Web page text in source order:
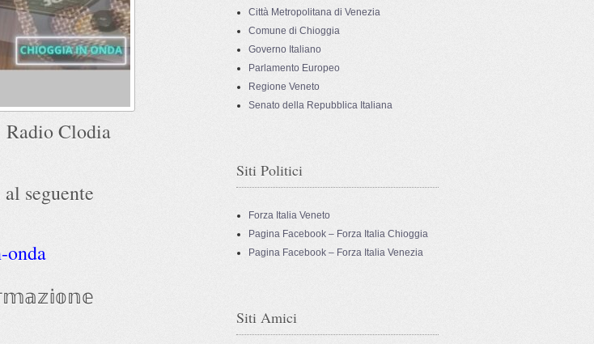
Clodia
seguente
onda
Città Metropolitana di Venezia
Comune di Chioggia
Governo Italiano
Parlamento Europeo
Regione Veneto
Senato della Repubblica Italiana
Siti Politici
Forza Italia Veneto
Pagina Facebook – Forza Italia Chioggia
Pagina Facebook – Forza Italia Venezia
Siti Amici